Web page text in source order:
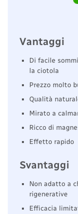
Vantaggi
Di facile
la ciotola
Prezzo molto
Qualità
Mirato a
Ricco di
Effetto rapido
Svantaggi
Non adatto a
rigenerative
Efficacia